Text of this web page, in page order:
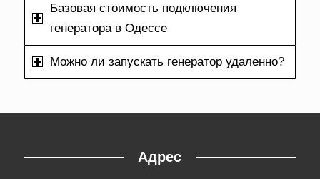
Базовая стоимость подключения
генератора в Одессе
Можно ли запускать генератор удаленно?
Адрес